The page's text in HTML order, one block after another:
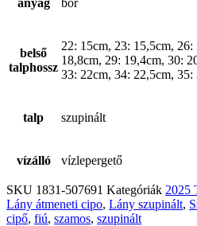
belső
talphossz
22: 15cm, 23: 15,5cm,
18,8cm, 29: 19,4cm, 30:
33: 22cm, 34: 22,5cm, 35:
talp szupinált
vízálló vízlepergető
SKU 1831-507691 Kategóriák 2025
Lány átmeneti cipo, Lány szupinált,
cipő, fiú, szamos, szupinált